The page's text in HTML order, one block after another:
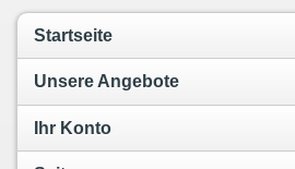
Startseite
Unsere Angebote
Ihr Konto